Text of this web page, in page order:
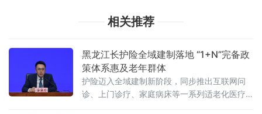
相关推荐
黑龙江长护险全域建制落地 “1+N”完备政
策体系惠及老年群体
护险迈入全域建制新阶段，同步推出互联网问
诊、上门诊疗、家庭病床等一系列适老化医疗